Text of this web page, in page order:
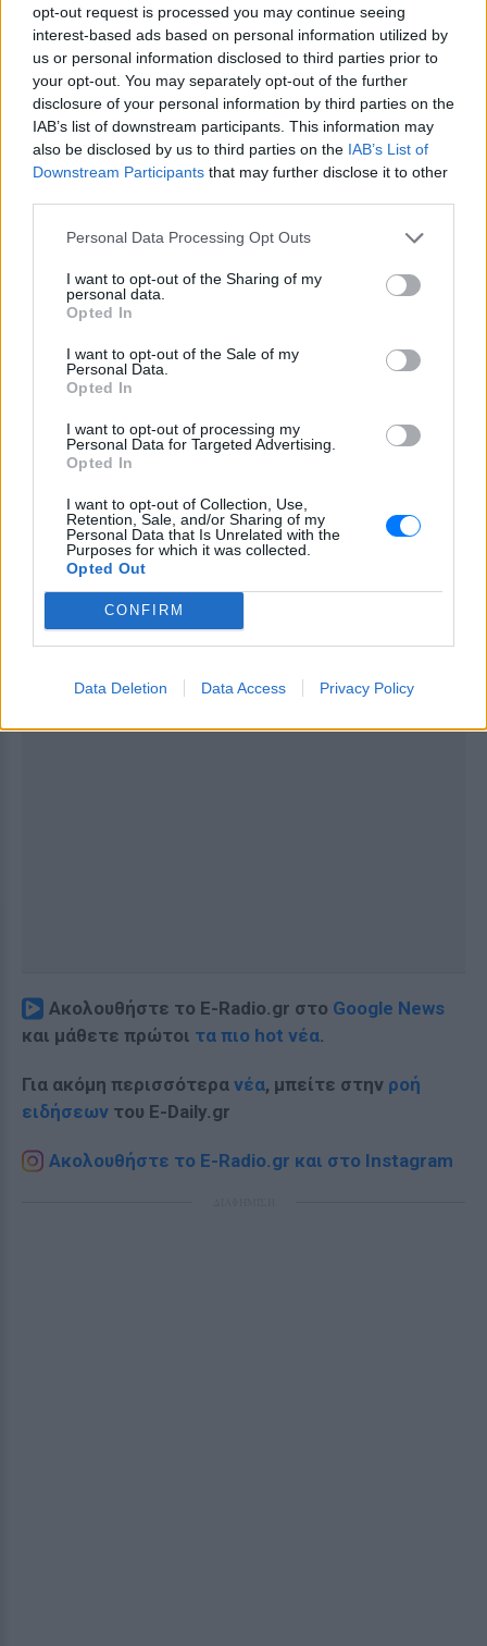
opt-out request is processed you may continue seeing
interest-based ads based on personal information utilized by
us or personal information disclosed to third parties prior to
your opt-out. You may separately opt-out of the further
disclosure of your personal information by third parties on the
IAB’s list of downstream participants. This information may
also be disclosed by us to third parties on the IAB’s List of
Downstream Participants that may further disclose it to other
Personal Data Processing Opt Outs
I want to opt-out of the Sharing of my
personal data.
Opted In
I want to opt-out of the Sale of my
Personal Data.
Opted In
I want to opt-out of processing my
Personal Data for Targeted Advertising.
Opted In
I want to opt-out of Collection, Use,
Retention, Sale, and/or Sharing of my
Personal Data that Is Unrelated with the
Purposes for which it was collected.
Opted Out
CONFIRM
Data Deletion Data Access Privacy Policy
στερητικού συνδρόμου του σίσα.
Ένα ερώτημα είναι αν η άτυχη 16χρονη έκανε, πριν
από τα παραπάνω, χρήση ηρωίνης ή συνθετικών
οπιοειδών, με δεδομένο ότι στην «αγορά» έχουν
αρχίσει να παρουσιάζονται ελλείψεις ηρωίνης
καθώς από πέρυσι οι Ταλιμπάν απαγόρευσαν την
το 98% της παγκόσμιας αγοράς οπίου έχει βγει από
τον χάρτη. Το κενό έχουν έρθει να συμπληρώσουν
συνθετικά οπιοειδή, όπως το Fentanyl, το οποίο
ισχυρότερο από την ηρωίνη και 80 από τη μορφίνη-
και, κατά συνέπεια, πολύ πιο επικίνδυνο.
ΔΙΑΦΗΜΙΣΗ
Ακολουθήστε το E-Radio.gr στο Google News
και μάθετε πρώτοι τα πιο hot νέα.
Για ακόμη περισσότερα νέα, μπείτε στην ροή
ειδήσεων του E-Daily.gr
Ακολουθήστε το E-Radio.gr και στο Instagram